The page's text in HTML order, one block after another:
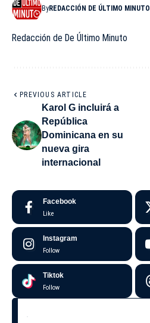
ByREDACCIÓN DE ÚLTIMO MINUTO
Redacción de De Último Minuto
PREVIOUS ARTICLE
Karol G incluirá a
República
Dominicana en su
nueva gira
internacional
Facebook
Like
Instagram
Follow
Tiktok
Follow